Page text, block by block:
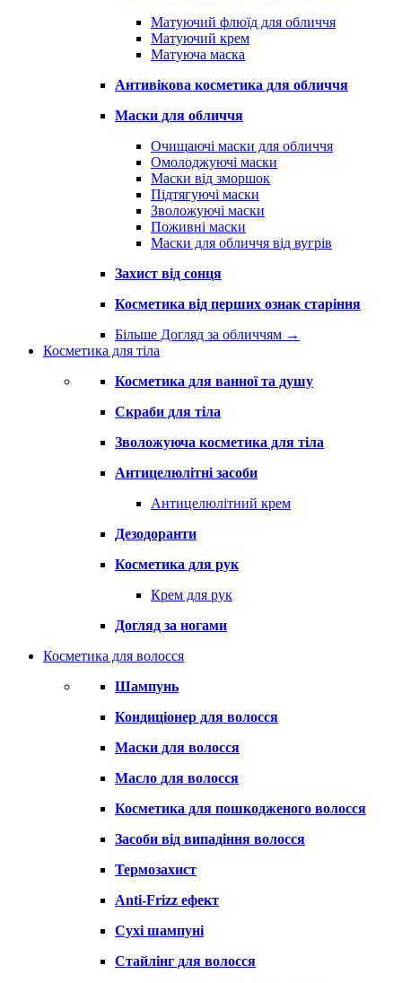
Матуючий флюїд для обличчя
Матуючий крем
Матуюча маска
Антивікова косметика для обличчя
Маски для обличчя
Очищаючі маски для обличчя
Омолоджуючі маски
Маски від зморшок
Підтягуючі маски
Зволожуючі маски
Поживні маски
Маски для обличчя від вугрів
Захист від сонця
Косметика від перших ознак старіння
Більше Догляд за обличчям →
Косметика для тіла
Косметика для ванної та душу
Скраби для тіла
Зволожуюча косметика для тіла
Антицелюлітні засоби
Антицелюлітний крем
Дезодоранти
Косметика для рук
Крем для рук
Догляд за ногами
Косметика для волосся
Шампунь
Кондиціонер для волосся
Маски для волосся
Масло для волосся
Косметика для пошкодженого волосся
Засоби від випадіння волосся
Термозахист
Anti-Frizz ефект
Сухі шампуні
Стайлінг для волосся